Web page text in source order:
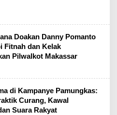
Doakan Danny Pomanto
Fitnah dan Kelak
Pilwalkot Makassar
di Kampanye Pamungkas:
Curang, Kawal
Suara Rakyat